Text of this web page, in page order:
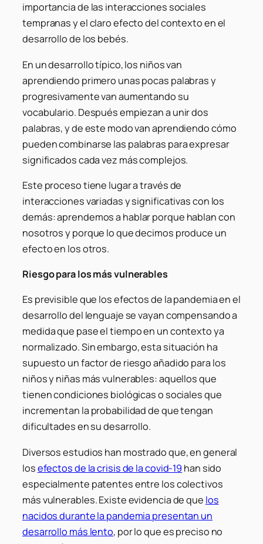
importancia de las interacciones sociales
tempranas y el claro efecto del contexto en el
desarrollo de los bebés.
En un desarrollo típico, los niños van
aprendiendo primero unas pocas palabras y
progresivamente van aumentando su
vocabulario. Después empiezan a unir dos
palabras, y de este modo van aprendiendo cómo
pueden combinarse las palabras para expresar
significados cada vez más complejos.
Este proceso tiene lugar a través de
interacciones variadas y significativas con los
demás: aprendemos a hablar porque hablan con
nosotros y porque lo que decimos produce un
efecto en los otros.
Riesgo para los más vulnerables
Es previsible que los efectos de la pandemia en el
desarrollo del lenguaje se vayan compensando a
medida que pase el tiempo en un contexto ya
normalizado. Sin embargo, esta situación ha
supuesto un factor de riesgo añadido para los
niños y niñas más vulnerables: aquellos que
tienen condiciones biológicas o sociales que
incrementan la probabilidad de que tengan
dificultades en su desarrollo.
Diversos estudios han mostrado que, en general
losefectos de la crisis de la covid-19 han sido
especialmente patentes entre los colectivos
más vulnerables. Existe evidencia de que los
nacidos durante la pandemia presentan un
desarrollo más lento, por lo que es preciso no